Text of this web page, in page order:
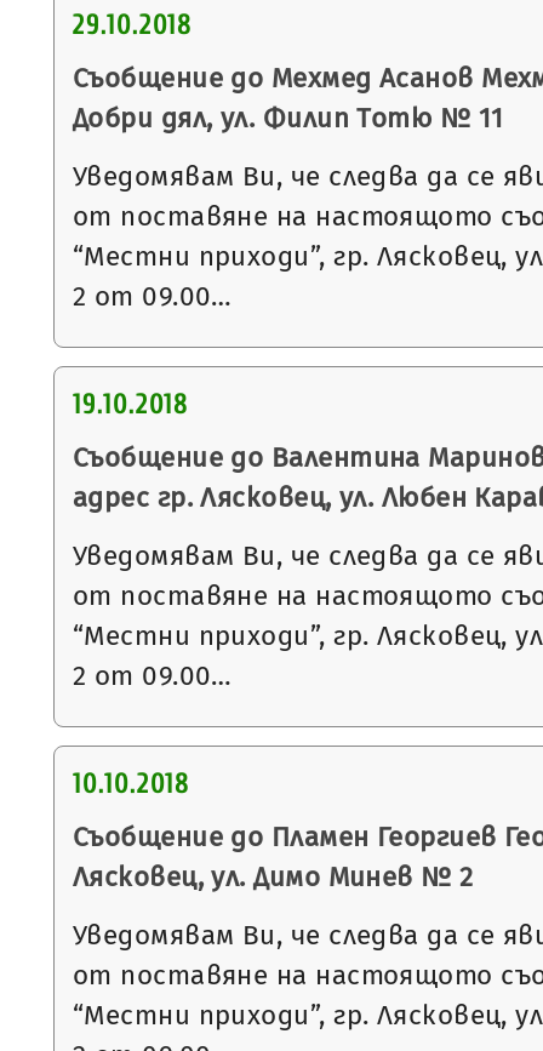
29.10.2018
Съобщение до Мехмед Асанов
Добри дял, ул. Филип Тотю № 11
Уведомявам Ви, че следва да се
от поставяне на настоящото
“Местни приходи”, гр. Лясковец,
2 от 09.00…
19.10.2018
Съобщение до Валентина
адрес гр. Лясковец, ул. Любен
Уведомявам Ви, че следва да се
от поставяне на настоящото
“Местни приходи”, гр. Лясковец,
2 от 09.00…
10.10.2018
Съобщение до Пламен Георгиев
Лясковец, ул. Димо Минев № 2
Уведомявам Ви, че следва да се
от поставяне на настоящото
“Местни приходи”, гр. Лясковец,